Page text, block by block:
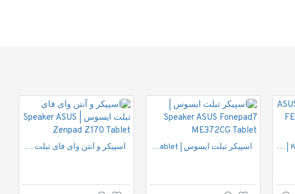
Padfone mini Asus tablet motherboard/ مادربرد تبلت پدفون مینی ایسوس اسپیکر تبلت ایسوس ASUS FE170CG Tablet Speaker | K012 اسپیکر تبلت ایسوس | Speaker ASUS Fonepad7 ME372CG Tablet اسپیکر و آنتن وای فای تبلت ایسوس | Speaker ASUS Zenpad Z170 Tablet